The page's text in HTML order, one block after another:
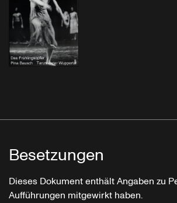
Besetzungen
Dieses Dokument enthält Angaben zu
Aufführungen mitgewirkt haben.